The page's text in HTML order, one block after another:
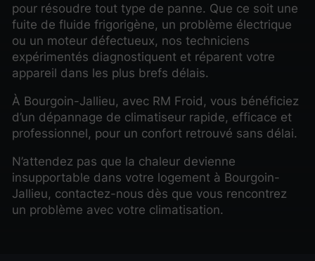
pour résoudre tout type de panne. Que ce soit une
fuite de fluide frigorigène, un problème électrique
ou un moteur défectueux, nos techniciens
expérimentés diagnostiquent et réparent votre
appareil dans les plus brefs délais.
À Bourgoin-Jallieu, avec RM Froid, vous bénéficiez
d’un dépannage de climatiseur rapide, efficace et
professionnel, pour un confort retrouvé sans délai.
N’attendez pas que la chaleur devienne
insupportable dans votre logement à Bourgoin-
Jallieu, contactez-nous dès que vous rencontrez
un problème avec votre climatisation.